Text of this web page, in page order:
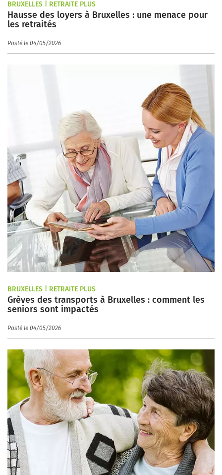
BRUXELLES | RETRAITE PLUS
Hausse des loyers à Bruxelles : une menace pour
les retraités
Posté le 04/05/2026
BRUXELLES | RETRAITE PLUS
Grèves des transports à Bruxelles : comment les
seniors sont impactés
Posté le 04/05/2026